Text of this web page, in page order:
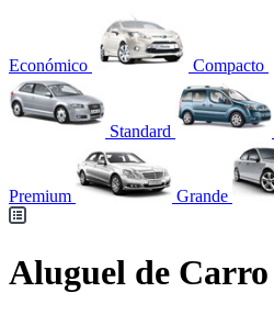
Económico Compacto
Standard
Premium Grande
Aluguel de